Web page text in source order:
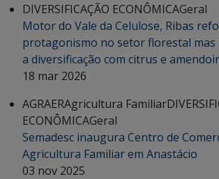
DIVERSIFICAÇÃO ECONÔMICAGeral
Motor do Vale da Celulose, Ribas
protagonismo no setor florestal mas
a diversificação com citrus e
18 mar 2026
AGRAERAgricultura Familiar
ECONÔMICAGeral
Semadesc inaugura Centro de
Agricultura Familiar em Anastácio
03 nov 2025